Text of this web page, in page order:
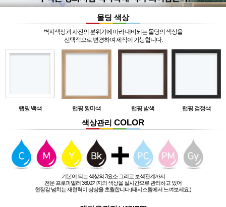
몰딩 색상
벽지색상과 사진의 분위기에 따라 대비되는 몰딩의 색상을
선택적으로 변경하여 제작이 가능합니다.
랩핑 백색 랩핑 황미색 랩핑 밤색 랩핑 검정색
색상관리 COLOR
기본이 되는 색상의 3요소 그리고 보색관계까지
전문 프로파일러 3600가지의 색상을 실시간으로 관리하고 있어
현장감 넘치는 재현력이 상상을 초월합니다.(태시스템에서 느껴보세요.)